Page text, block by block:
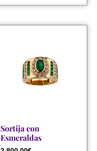
Sortija con
Esmeraldas